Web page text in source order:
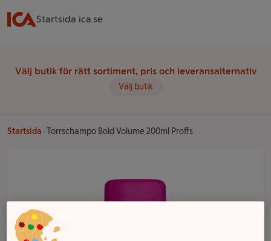
Startsida ica.se
Välj butik för rätt sortiment, pris och leveransalternativ
Välj butik
Startsida Torrschampo Bold Volume 200ml Proffs